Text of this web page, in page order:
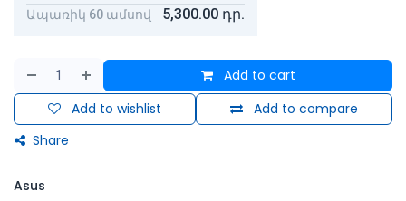
Ապառիկ 60 ամսով 5,300.00 դր.
Add to cart
Add to compare
Add to wishlist
Share
Asus